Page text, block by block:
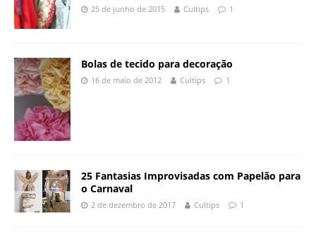
25 de junho de 2015 Cultips 1
Bolas de tecido para decoração
16 de maio de 2012 Cultips 1
25 Fantasias Improvisadas com Papelão para
o Carnaval
2 de dezembro de 2017 Cultips 1